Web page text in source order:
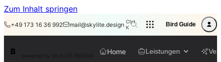
Zum Inhalt springen
+49 173 16 36 992 mail@skylite.design Ctrl
K
Bird Guide
B powered by SKYLITE.DESIGN
Home Leistungen